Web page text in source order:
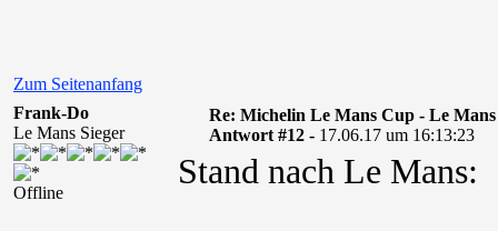
Zum Seitenanfang
Frank-Do
Le Mans Sieger
Offline
Re: Michelin Le Mans Cup - Le Mans
Antwort #12 - 17.06.17 um 16:13:23
Stand nach Le Mans: